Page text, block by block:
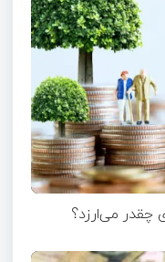
چقدر می‌ارزد؟